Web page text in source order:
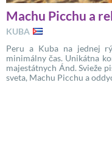
Machu Picchu a
KUBA
Peru a Kuba na jednej
minimálny čas. Unikátna
majestátnych Ánd. Svieže
sveta, Machu Picchu a